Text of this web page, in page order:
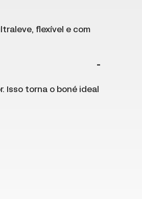
flexível e com
Isso torna o boné ideal